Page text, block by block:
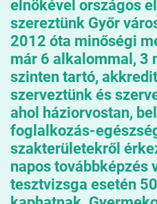
elnökével országos
szereztünk Győr
2012 óta minőségi
már 6 alkalommal, 3
szinten tartó,
szerveztünk és
ahol háziorvostan,
foglalkozás-
szakterületekről
napos továbbképzés
tesztvizsga esetén